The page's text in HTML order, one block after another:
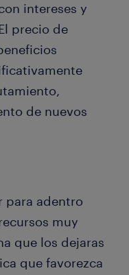
intereses y
precio de
de nuevos
para adentro
muy
que los dejaras
que favorezca